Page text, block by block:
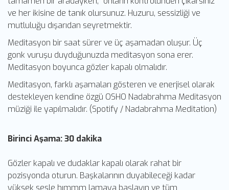
ve her ikisine de tanık olursunuz. Huzuru, sessizliği ve
mutluluğu dışarıdan seyretmektir.
Meditasyon bir saat sürer ve üç aşamadan oluşur. Üç
gonk vuruşu duyduğunuzda meditasyon sona erer.
Meditasyon boyunca gözler kapalı olmalıdır.
Meditasyon, farklı aşamaları gösteren ve enerjisel olarak
destekleyen kendine özgü OSHO Nadabrahma Meditasyon
müziği ile yapılmalıdır. (Spotify / Nadabrahma Meditation)
Birinci Aşama: 30 dakika
Gözler kapalı ve dudaklar kapalı olarak rahat bir
pozisyonda oturun. Başkalarının duyabileceği kadar